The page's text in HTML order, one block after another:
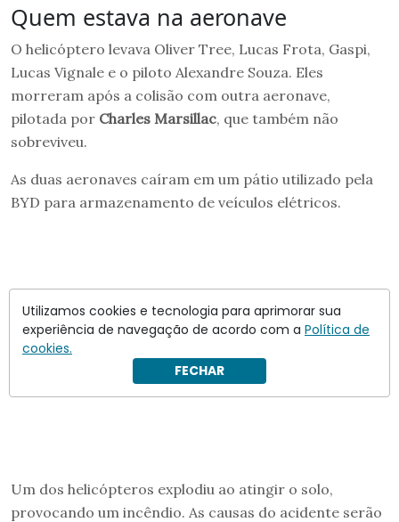
Quem estava na aeronave
O helicóptero levava Oliver Tree, Lucas Frota, Gaspi,
Lucas Vignale e o piloto Alexandre Souza. Eles
morreram após a colisão com outra aeronave,
pilotada por Charles Marsillac, que também não
sobreviveu.
As duas aeronaves caíram em um pátio utilizado pela
BYD para armazenamento de veículos elétricos.
Um dos helicópteros explodiu ao atingir o solo,
provocando um incêndio. As causas do acidente serão
Utilizamos cookies e tecnologia para aprimorar sua
experiência de navegação de acordo com a Política de
cookies.
FECHAR